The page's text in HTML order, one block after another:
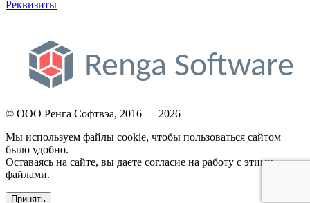
Реквизиты
© ООО Ренга Софтвэа, 2016 — 2026
Мы используем файлы cookie, чтобы пользоваться сайтом
было удобно.
Оставаясь на сайте, вы даете согласие на работу с этими
файлами.
Принять